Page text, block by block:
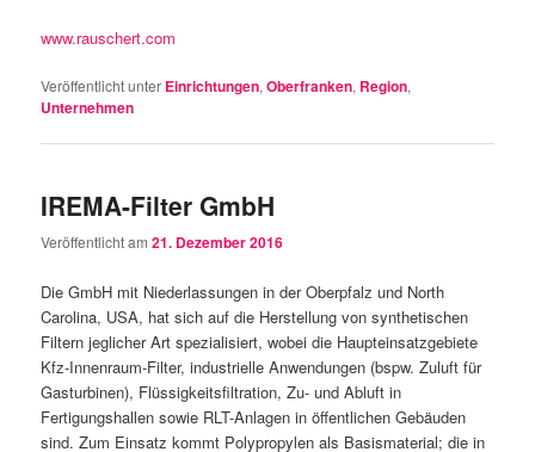
www.rauschert.com
Veröffentlicht unter Einrichtungen,Oberfranken, Region,
Unternehmen
IREMA-Filter GmbH
Veröffentlicht am21. Dezember 2016
Die GmbH mit Niederlassungen in der Oberpfalz und North
Carolina, USA, hat sich auf die Herstellung von synthetischen
Filtern jeglicher Art spezialisiert, wobei die Haupteinsatzgebiete
Kfz-Innenraum-Filter, industrielle Anwendungen (bspw. Zuluft für
Gasturbinen), Flüssigkeitsfiltration, Zu- und Abluft in
Fertigungshallen sowie RLT-Anlagen in öffentlichen Gebäuden
sind. Zum Einsatz kommt Polypropylen als Basismaterial; die in